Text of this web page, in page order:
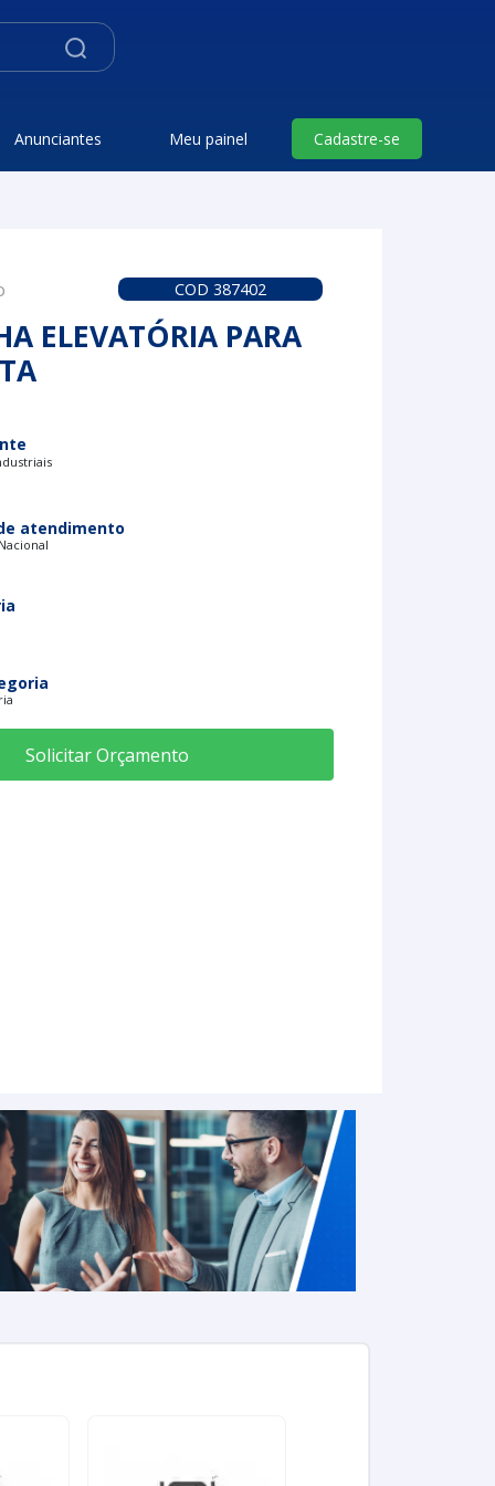
Anunciantes Meu painel Cadastre-se
COD 387402
ELEVATÓRIA PARA
atendimento
Solicitar Orçamento